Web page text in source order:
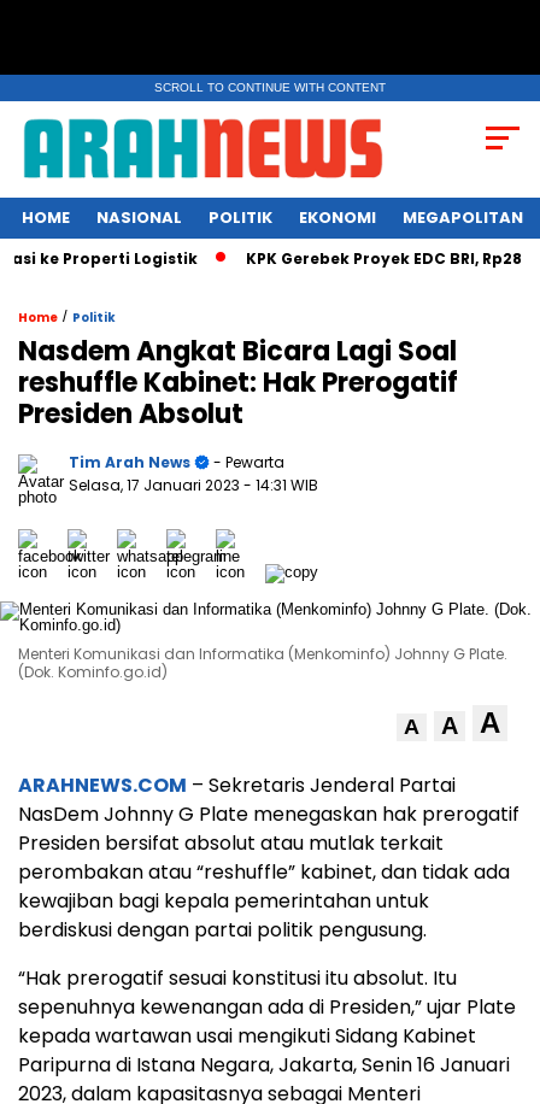
SCROLL TO CONTINUE WITH CONTENT
HOME NASIONAL POLITIK EKONOMI MEGAPOLITAN
ke Properti Logistik KPK Gerebek Proyek EDC BRI, Rp28
Home / Politik
Nasdem Angkat Bicara Lagi Soal
reshuffle Kabinet: Hak Prerogatif
Presiden Absolut
Tim Arah News
- Pewarta
Selasa, 17 Januari 2023 - 14:31 WIB
Menteri Komunikasi dan Informatika (Menkominfo) Johnny G Plate.
(Dok. Kominfo.go.id)
A A A
ARAHNEWS.COM – Sekretaris Jenderal Partai
NasDem Johnny G Plate menegaskan hak prerogatif
Presiden bersifat absolut atau mutlak terkait
perombakan atau “reshuffle” kabinet, dan tidak ada
kewajiban bagi kepala pemerintahan untuk
berdiskusi dengan partai politik pengusung.
“Hak prerogatif sesuai konstitusi itu absolut. Itu
sepenuhnya kewenangan ada di Presiden,” ujar Plate
kepada wartawan usai mengikuti Sidang Kabinet
Paripurna di Istana Negara, Jakarta, Senin 16 Januari
2023, dalam kapasitasnya sebagai Menteri